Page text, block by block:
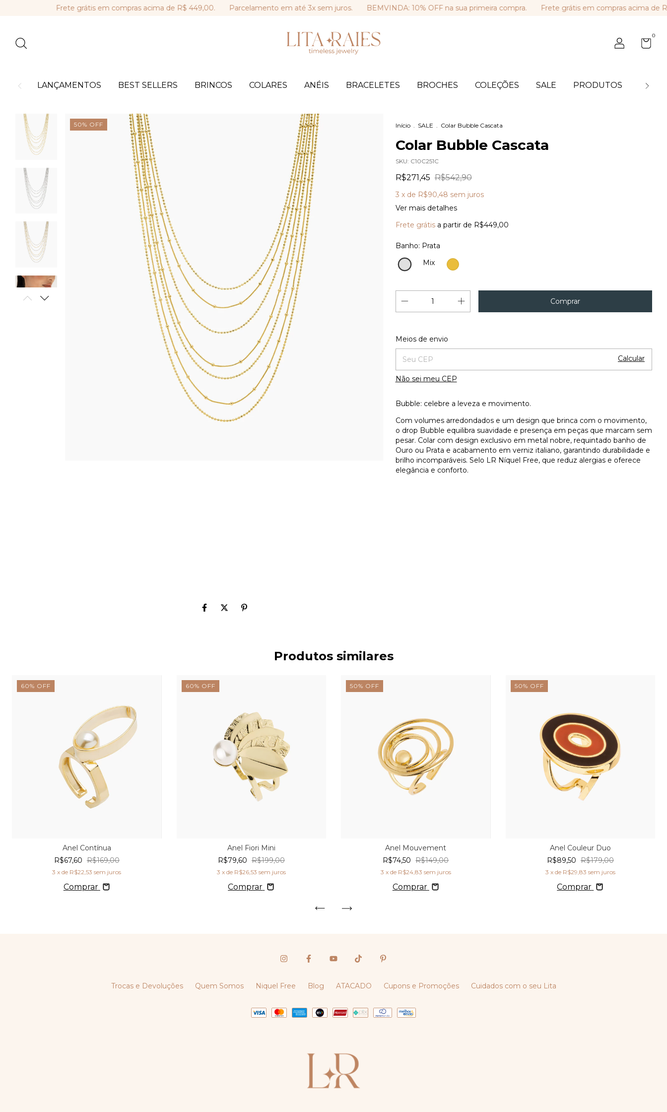
Frete grátis em compras acima de R$ 449,00. Parcelamento em até 3x sem juros. BEMVINDA: 10% OFF na sua primeira compra. Frete grátis em compras acima de R$
0
LANÇAMENTOS BEST SELLERS BRINCOS COLARES ANÉIS BRACELETES BROCHES COLEÇÕES SALE PRODUTOS BLOG
50% OFF Início . SALE . Colar Bubble Cascata
Colar Bubble Cascata
SKU: C10C251C
R$271,45 R$542,90
3 x de R$90,48 sem juros
Ver mais detalhes
Frete grátis a partir de R$449,00
Banho: Prata
Prata Mix Ouro
Entregas para o CEP:
Meios de envio
Calcular
Não sei meu CEP
Bubble: celebre a leveza e movimento.
Com volumes arredondados e um design que brinca com o movimento,
o drop Bubble equilibra suavidade e presença em peças que marcam sem
pesar. Colar com design exclusivo em metal nobre, requintado banho de
Ouro ou Prata e acabamento em verniz italiano, garantindo durabilidade e
brilho incomparáveis. Selo LR Níquel Free, que reduz alergias e oferece
elegância e conforto.
Produtos similares
60% OFF
Anel Contínua
R$67,60 R$169,00
3 x de R$22,53 sem juros
Comprar
60% OFF
Anel Fiori Mini
R$79,60 R$199,00
3 x de R$26,53 sem juros
Comprar
50% OFF
Anel Mouvement
R$74,50 R$149,00
3 x de R$24,83 sem juros
Comprar
50% OFF
Anel Couleur Duo
R$89,50 R$179,00
3 x de R$29,83 sem juros
Comprar
Trocas e Devoluções Quem Somos Niquel Free Blog ATACADO Cupons e Promoções Cuidados com o seu Lita